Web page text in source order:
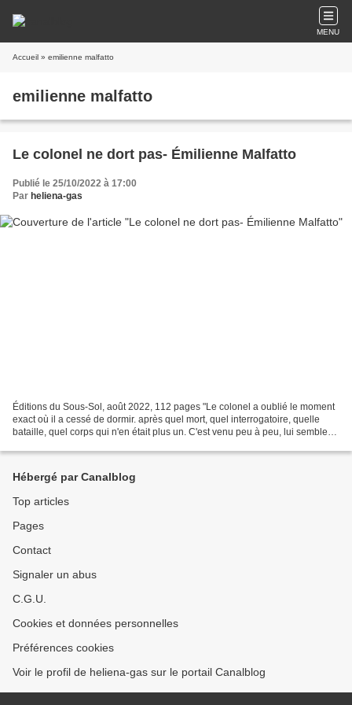
MENU
Accueil » emilienne malfatto
emilienne malfatto
Le colonel ne dort pas- Émilienne Malfatto
Publié le 25/10/2022 à 17:00
Par heliena-gas
Éditions du Sous-Sol, août 2022, 112 pages "Le colonel a oublié le moment
exact où il a cessé de dormir. après quel mort, quel interrogatoire, quelle
bataille, quel corps qui n'en était plus un. C'est venu peu à peu, lui semble-t-
Hébergé par Canalblog
Top articles
Pages
Contact
Signaler un abus
C.G.U.
Cookies et données personnelles
Préférences cookies
Voir le profil de heliena-gas sur le portail Canalblog